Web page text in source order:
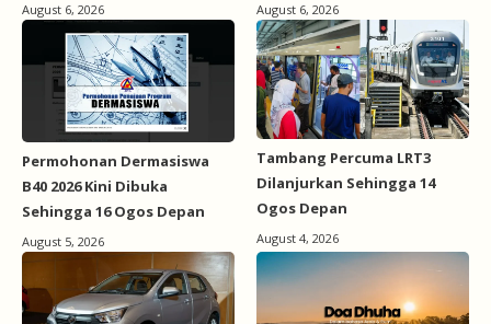
August 6, 2026 August 6, 2026
Permohonan Dermasiswa
B40 2026 Kini Dibuka
Sehingga 16 Ogos Depan
August 5, 2026
Tambang Percuma LRT3
Dilanjurkan Sehingga 14
Ogos Depan
August 4, 2026